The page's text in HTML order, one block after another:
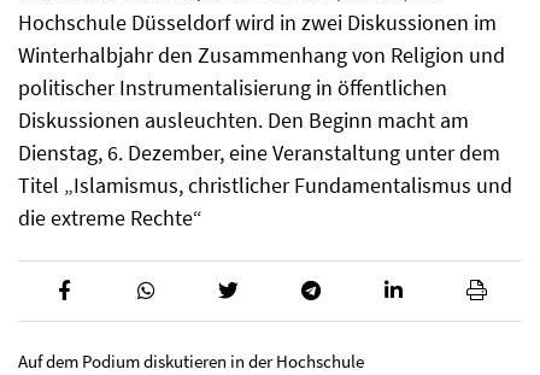
Hochschule Düsseldorf wird in zwei Diskussionen im
Winterhalbjahr den Zusammenhang von Religion und
politischer Instrumentalisierung in öffentlichen
Diskussionen ausleuchten. Den Beginn macht am
Dienstag, 6. Dezember, eine Veranstaltung unter dem
Titel „Islamismus, christlicher Fundamentalismus und
die extreme Rechte“
Auf dem Podium diskutieren in der Hochschule